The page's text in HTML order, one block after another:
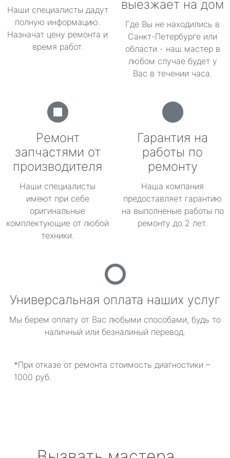
Наши специалисты дадут
полную информацию.
Назначат цену ремонта и
время работ.
выезжает на дом
Где Вы не находились в
Санкт-Петербурге или
области - наш мастер в
любом случае будет у
Вас в течении часа.
Ремонт
запчастями от
производителя
Наши специалисты
имеют при себе
оригинальные
комплектующие от любой
техники.
Гарантия на
работы по
ремонту
Наша компания
предоставляет гарантию
на выполненые работы по
ремонту до 2 лет.
Универсальная оплата наших услуг
Мы берем оплату от Вас любыми способами, будь то
наличный или безналиный перевод.
*При отказе от ремонта стоимость диагностики –
1000 руб.